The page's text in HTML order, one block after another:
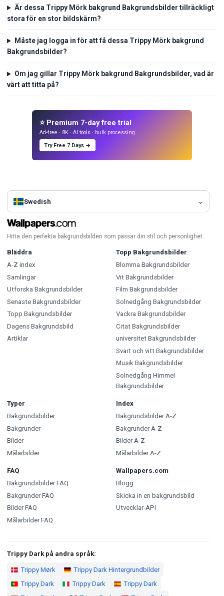
Är dessa Trippy Mörk bakgrund Bakgrundsbilder tillräckligt
stora för en stor bildskärm?
Måste jag logga in för att få dessa Trippy Mörk bakgrund
Bakgrundsbilder?
Om jag gillar Trippy Mörk bakgrund Bakgrundsbilder, vad är
värt att titta på?
⭐ Premium 7-day free trial
Ad-free · 8K · AI tools · bulk processing.
Try Free 7 Days →
Swedish
Hitta den perfekta bakgrundsbilden som passar din stil och personlighet.
Bläddra
A-Z index
Samlingar
Utforska Bakgrundsbilder
Senaste Bakgrundsbilder
Topp Bakgrundsbilder
Dagens Bakgrundsbild
Artiklar
Topp Bakgrundsbilder
Blomma Bakgrundsbilder
Vit Bakgrundsbilder
Film Bakgrundsbilder
Solnedgång Bakgrundsbilder
Vackra Bakgrundsbilder
Citat Bakgrundsbilder
universitet Bakgrundsbilder
Svart och vitt Bakgrundsbilder
Musik Bakgrundsbilder
Solnedgång Himmel
Bakgrundsbilder
Typer
Bakgrundsbilder
Bakgrunder
Bilder
Målarbilder
Index
Bakgrundsbilder A-Z
Bakgrunder A-Z
Bilder A-Z
Målarbilder A-Z
FAQ
Bakgrundsbilder FAQ
Bakgrunder FAQ
Bilder FAQ
Målarbilder FAQ
Wallpapers.com
Blogg
Skicka in en bakgrundsbild
Utvecklar-API
Trippy Dark på andra språk:
Trippy Mørk
Trippy Dark Hintergrundbilder
Trippy Dark
Trippy Dark
Trippy Dark